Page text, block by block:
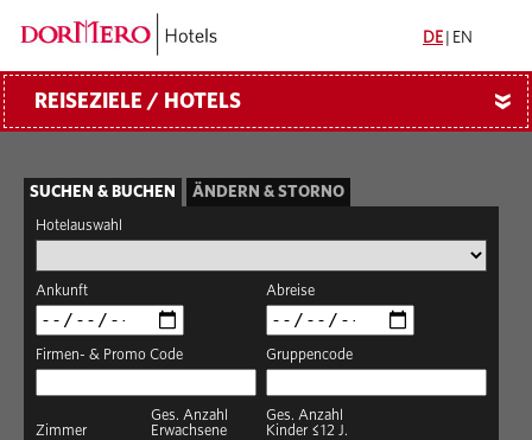
DE EN
REISEZIELE / HOTELS »
SUCHEN & BUCHEN ÄNDERN & STORNO
Hotelauswahl
Ankunft Abreise
Firmen- & Promo Code Gruppencode
Zimmer
Ges. Anzahl
Erwachsene
Ges. Anzahl
Kinder ≤12 J.